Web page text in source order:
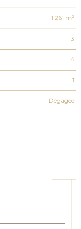
1 261 m²
3
4
1
Dégagée